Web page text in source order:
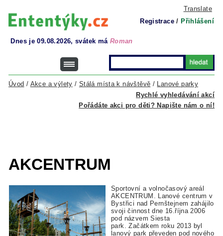
Translate
Registrace / Přihlášení
Dnes je 09.08.2026, svátek má Roman
Rychlé vyhledávání akcí
Úvod / Akce a výlety / Stálá místa k návštěvě / Lanové parky
Pořádáte akci pro děti? Napište nám o ní!
AKCENTRUM
Sportovní a volnočasový areál
AKCENTRUM. Lanové centrum v
Bystřici nad Pernštejnem zahájilo
svoji činnost dne 16.října 2006
pod názvem Siesta
park. Začátkem roku 2013 byl
lanový park převeden pod nového